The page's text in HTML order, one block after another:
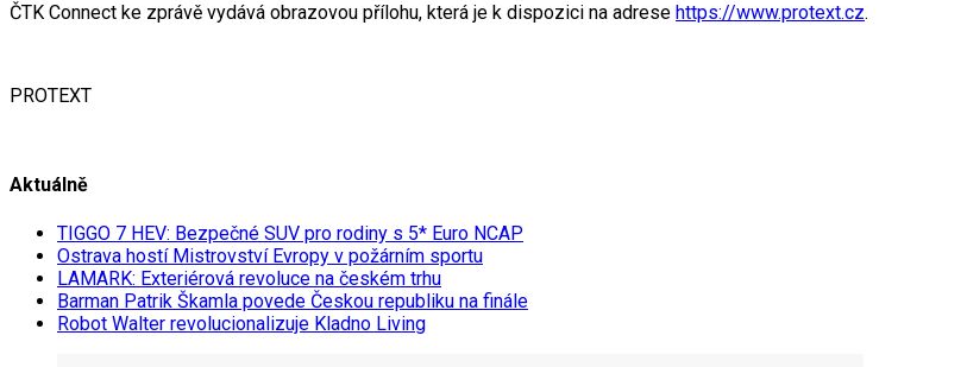
ČTK Connect ke zprávě vydává obrazovou přílohu, která je k dispozici na adrese https://www.protext.cz.
PROTEXT
Aktuálně
TIGGO 7 HEV: Bezpečné SUV pro rodiny s 5* Euro NCAP
Ostrava hostí Mistrovství Evropy v požárním sportu
LAMARK: Exteriérová revoluce na českém trhu
Barman Patrik Škamla povede Českou republiku na finále
Robot Walter revolucionalizuje Kladno Living